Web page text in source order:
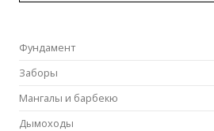
Фундамент
Заборы
Мангалы и барбекю
Дымоходы